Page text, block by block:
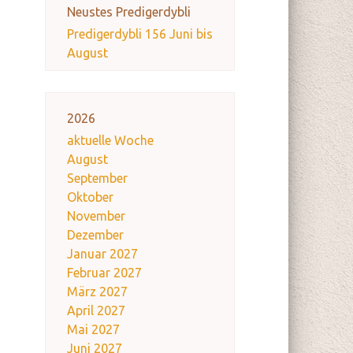
Neustes Predigerdybli
Predigerdybli 156 Juni bis
August
2026
aktuelle Woche
August
September
Oktober
November
Dezember
Januar 2027
Februar 2027
März 2027
April 2027
Mai 2027
Juni 2027